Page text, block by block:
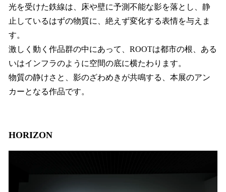
光を受けた鉄線は、床や壁に予測不能な影を落とし、静
止しているはずの物質に、絶えず変化する表情を与えま
す。
激しく動く作品群の中にあって、ROOTは都市の根、ある
いはインフラのように空間の底に横たわります。
物質の静けさと、影のざわめきが共鳴する、本展のアン
カーとなる作品です。
HORIZON